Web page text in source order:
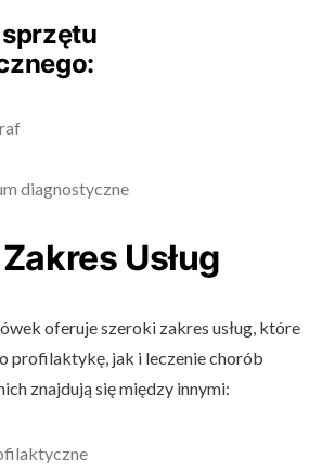
diagnostyczne
Usług
oferuje szeroki zakres usług, które
profilaktykę, jak i leczenie chorób
znajdują się między innymi: